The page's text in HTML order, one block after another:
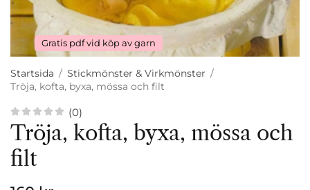
Gratis pdf vid köp av garn
Startsida / Stickmönster & Virkmönster /
Tröja, kofta, byxa, mössa och filt
(0)
Tröja, kofta, byxa, mössa och
filt